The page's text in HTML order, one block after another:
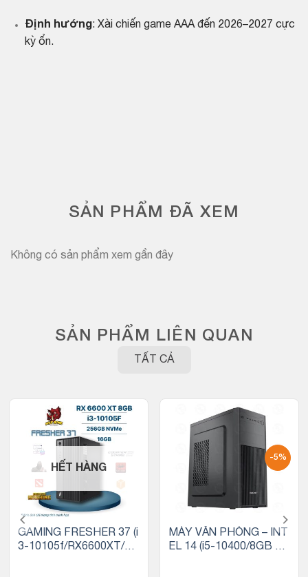
Định hướng: Xài chiến game AAA đến 2026–2027 cực
kỳ ổn.
SẢN PHẨM ĐÃ XEM
Không có sản phẩm xem gần đây
SẢN PHẨM LIÊN QUAN
TẤT CẢ
HẾT HÀNG
GAMING FRESHER 37 (i
3-10105f/RX6600XT/16
-5%
MÁY VĂN PHÒNG – INT
EL 14 (i5-10400/8GB RA